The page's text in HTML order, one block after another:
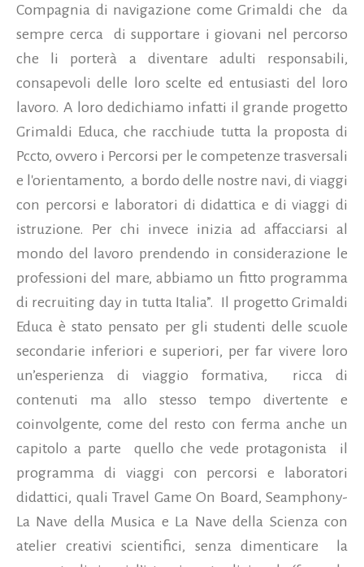
Compagnia di navigazione come Grimaldi che
da
sempre cerca
di supportare i giovani nel percorso
che li porterà a diventare adulti responsabili,
consapevoli delle loro scelte ed entusiasti del loro
lavoro. A loro dedichiamo infatti il grande progetto
Grimaldi Educa, che racchiude tutta la proposta di
Pccto, ovvero i Percorsi per le competenze trasversali
e l'orientamento, a bordo delle nostre navi, di viaggi
con percorsi e laboratori di didattica e di viaggi di
istruzione. Per chi invece inizia ad affacciarsi al
mondo del lavoro prendendo in considerazione le
professioni del mare, abbiamo un fitto programma
di recruiting day in tutta Italia”. Il progetto Grimaldi
Educa è stato pensato per gli studenti delle scuole
secondarie inferiori e superiori, per far vivere loro
un’esperienza di viaggio formativa,
ricca di
contenuti ma allo stesso tempo divertente e
coinvolgente, come del resto con ferma anche un
capitolo a parte
quello che vede protagonista
il
programma di viaggi con percorsi e laboratori
didattici, quali Travel Game On Board, Seamphony-
La Nave della Musica e La Nave della Scienza con
atelier creativi scientifici, senza dimenticare
la